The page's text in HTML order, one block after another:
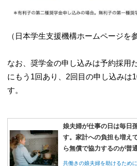
（日本学生支援機構ホームページを
なお、奨学金の申し込みは予約採用
にもう1回あり、2回目の申し込みは
す。
娘夫婦が仕事の日は毎日
す。家計への負担も増え
ら無償で協力するのが普
共働きの娘夫婦を助けるため